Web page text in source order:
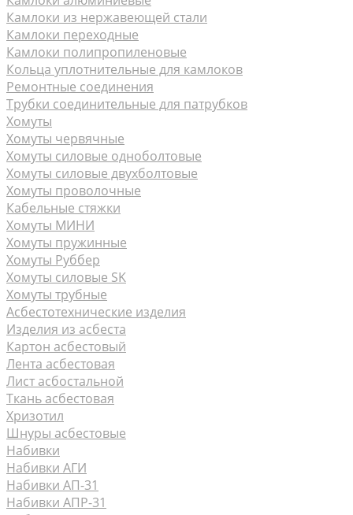
Камлоки из нержавеющей стали
Камлоки переходные
Камлоки полипропиленовые
Кольца уплотнительные для камлоков
Ремонтные соединения
Трубки соединительные для патрубков
Хомуты
Хомуты червячные
Хомуты силовые одноболтовые
Хомуты силовые двухболтовые
Хомуты проволочные
Кабельные стяжки
Хомуты МИНИ
Хомуты пружинные
Хомуты Руббер
Хомуты силовые SK
Хомуты трубные
Асбестотехнические изделия
Изделия из асбеста
Картон асбестовый
Лента асбестовая
Лист асбостальной
Ткань асбестовая
Хризотил
Шнуры асбестовые
Набивки
Набивки АГИ
Набивки АП-31
Набивки АПР-31